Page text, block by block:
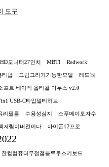
도구
모니터27인치 MBTI Redwork
타법 그림그리기가능한모델 레드웍
프트 베이직 옵티컬 마우스 v2.0
USB-C타입멀티허브
리필름 수용성심지 스푸메이토자수
저렴이버전이다 아이폰12프로
한컴컴퓨터무접점블루투스키보드